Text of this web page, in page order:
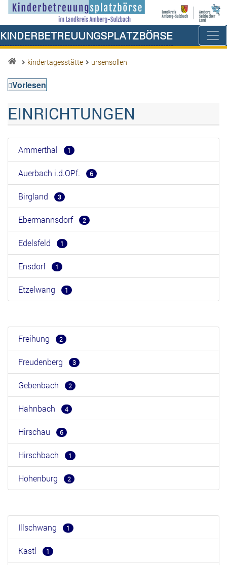
Kinderbetreuungsplatzbörse
kindertagesstätte ursensollen
Vorlesen
EINRICHTUNGEN
Ammerthal 1
Auerbach i.d.OPf. 6
Birgland 3
Ebermannsdorf 2
Edelsfeld 1
Ensdorf 1
Etzelwang 1
Freihung 2
Freudenberg 3
Gebenbach 2
Hahnbach 4
Hirschau 6
Hirschbach 1
Hohenburg 2
Illschwang 1
Kastl 1